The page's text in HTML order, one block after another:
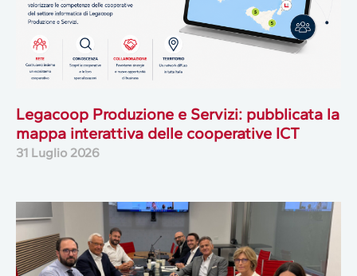
Legacoop Produzione e Servizi: pubblicata la
mappa interattiva delle cooperative ICT
31 Luglio 2026